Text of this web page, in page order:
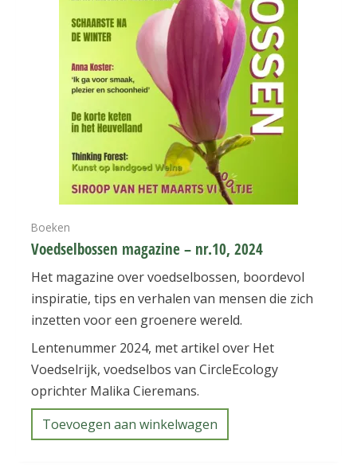
Boeken
Voedselbossen magazine – nr.10, 2024
Het magazine over voedselbossen, boordevol
inspiratie, tips en verhalen van mensen die zich
inzetten voor een groenere wereld.
Lentenummer 2024, met artikel over Het
Voedselrijk, voedselbos van CircleEcology
oprichter Malika Cieremans.
Toevoegen aan winkelwagen